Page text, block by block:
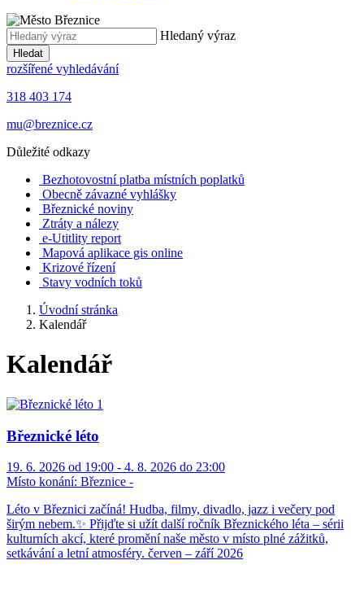
Hledaný výraz
Hledat
rozšířené vyhledávání
318 403 174
mu@breznice.cz
Důležité odkazy
Bezhotovostní platba místních poplatků
Obecně závazné vyhlášky
Březnické noviny
Ztráty a nálezy
e-Utitlity report
Mapová aplikace gis online
Krizové řízení
Stavy vodních toků
Úvodní stránka
Kalendář
Kalendář
Březnické léto
19. 6. 2026 od 19:00 - 4. 8. 2026 do 23:00
Místo konání: Březnice -
Léto v Březnici začíná! Hudba, filmy, divadlo, jazz i večery pod
širým nebem.✨ Přijďte si užít další ročník Březnického léta – sérii
kulturních akcí, které promění naše město v místo plné zážitků,
setkávání a letní atmosféry. červen – září 2026